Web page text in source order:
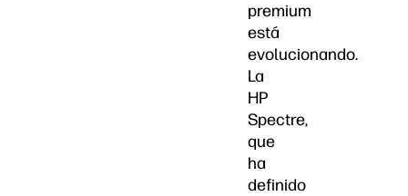
premium
está
evolucionando.
La
HP
Spectre,
que
ha
definido